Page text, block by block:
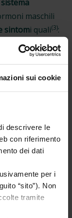
sui cookie
descrivere le
con riferimento
dei dati
per i
“sito”). Non
tramite
maschili
sintomi quali(3):
petto,
di tipo
per più mesi,
mancata
rischio di